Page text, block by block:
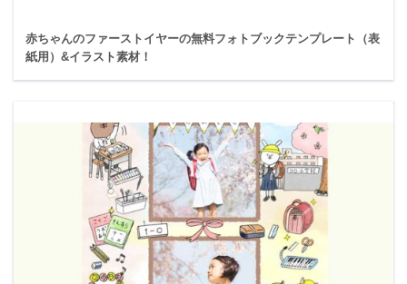
赤ちゃんのファーストイヤーの無料フォトブックテンプレート（表
紙用）&イラスト素材！